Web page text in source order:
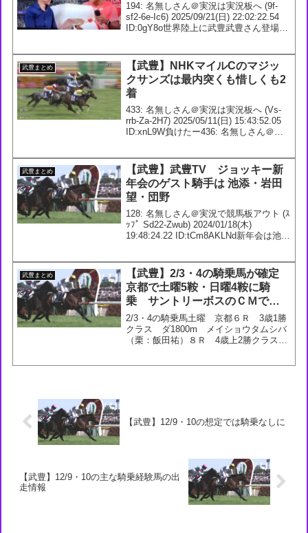
194: 名無しさん＠実況は実況板へ (9f-
sf2-6e-Ic6) 2025/09/21(日) 22:02:22.54
ID:0gY8o世界陸上に武豊武豊さん登場に
武豊まとめ
【武豊】NHKマイルCのマジッ
クサンズは最内突くも惜しくも2
着
433: 名無しさん＠実況は実況板へ (Vs-
rrb-Za-2H7) 2025/05/11(日) 15:43:52.05
ID:xnL9W負けたー436: 名無しさん＠実
武豊まとめ
【武豊】武豊TV ジョッキー新
年会のゲスト騎手は 池添・岩田
望・団野
128: 名無しさん＠実況で競馬板アウト (ｽ
ｯﾌﾟ Sd22-Zwub) 2024/01/18(木)
19:48:24.22 ID:tCm8AKLNd新年会は池
武豊まとめ
【武豊】2/3・4の騎乗馬が確定
京都で土曜5鞍・日曜4鞍に騎
乗 サントリーボスのＣＭでタ
ンタンタケユタカ
2/3・4の騎乗馬土曜 京都６Ｒ 3歳1勝
クラス ダ1800m メイショウタムシバ
（栗：飯田祐）８Ｒ 4歳上2勝クラス
【武豊】12/9・10の想定では騎乗なしに
【武豊】12/9・10の主な騎乗経験馬の出
走情報